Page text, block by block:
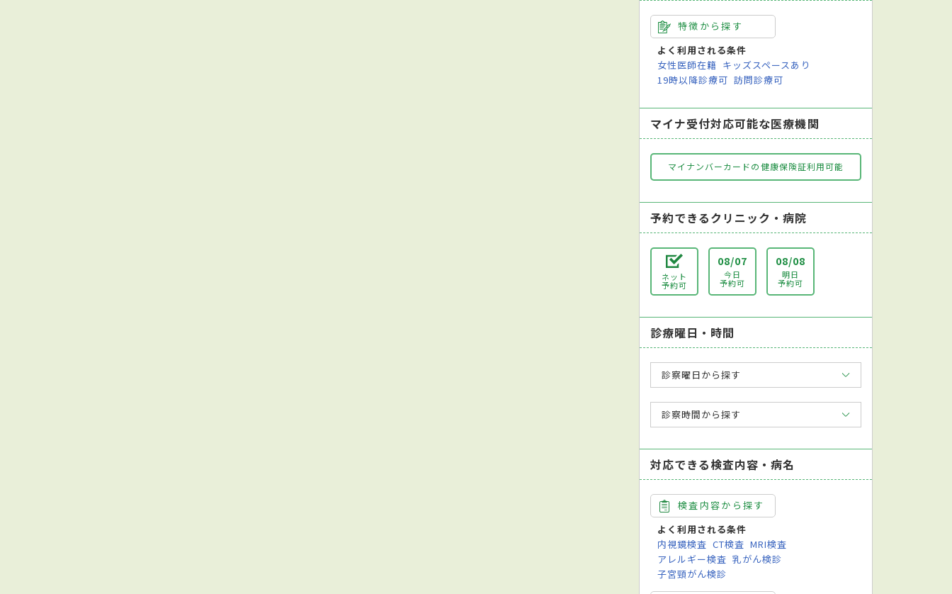
特徴から探す
よく利用される条件
女性医師在籍 キッズスペースあり
19時以降診療可 訪問診療可
マイナ受付対応可能な医療機関
マイナンバーカードの健康保険証利用可能
予約できるクリニック・病院
ネット
予約可
08/07
今日
予約可
08/08
明日
予約可
診療曜日・時間
診察曜日から探す
診察時間から探す
対応できる検査内容・病名
検査内容から探す
よく利用される条件
内視鏡検査 CT検査 MRI検査
アレルギー検査 乳がん検診
子宮頸がん検診